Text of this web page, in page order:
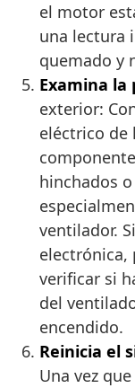
el motor
una lectura
quemado y
Examina la
exterior:
eléctrico de
hinchados
ventilador.
electrónica,
verificar si
del
encendido.
Reinicia el
Una vez